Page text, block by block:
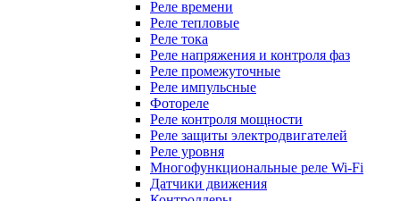
Реле времени
Реле тепловые
Реле тока
Реле напряжения и контроля фаз
Реле промежуточные
Реле импульсные
Фотореле
Реле контроля мощности
Реле защиты электродвигателей
Реле уровня
Многофункциональные реле Wi-Fi
Датчики движения